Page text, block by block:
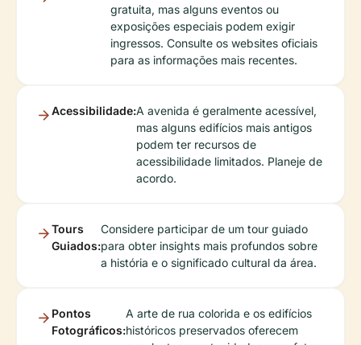
gratuita, mas alguns eventos ou
exposições especiais podem exigir
ingressos. Consulte os websites oficiais
para as informações mais recentes.
Acessibilidade:A avenida é geralmente acessível,
mas alguns edifícios mais antigos
podem ter recursos de
acessibilidade limitados. Planeje de
acordo.
Tours
Guiados:
Considere participar de um tour guiado
para obter insights mais profundos sobre
a história e o significado cultural da área.
Pontos
Fotográficos:
A arte de rua colorida e os edifícios
históricos preservados oferecem